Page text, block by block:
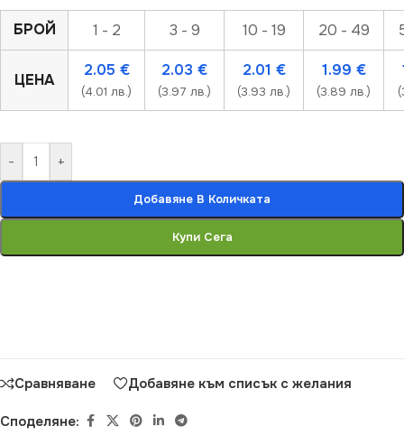
БРОЙ 1 - 2 3 - 9 10 - 19 20 - 49
ЦЕНА
2.05 €
(4.01 лв.)
2.03 €
(3.97 лв.)
2.01 €
(3.93 лв.)
1.99 €
(3.89 лв.)
- +
Добавяне В Количката
Купи Сега
Сравняване Добавяне към списък с желания
Споделяне: